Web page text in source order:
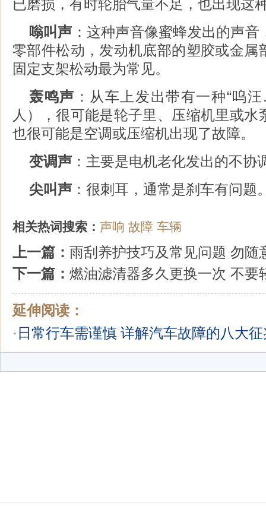
已磨损，有时轮胎气量不足，也出现这
嗡叫声 ：这种声音像蜜蜂发出的声
零部件松动，发动机底部的塑胶或金属
固定支架松动最为常见。
轰鸣声 ：从车上发出带有一种“呜
人），很可能是轮子里、压缩机里或水
也很可能是空调或压缩机出现了故障。
变调声 ：主要是电机老化发出的不协
尖叫声 ：很刺耳，通常是刹车有问题
相关热词搜索： 声响 故障 车辆
上一篇： 雨刮养护技巧及常见问题 勿随
下一篇： 燃油滤清器多久更换一次 不要
延伸阅读：
· 日常行车需谨慎 详解汽车故障的八大